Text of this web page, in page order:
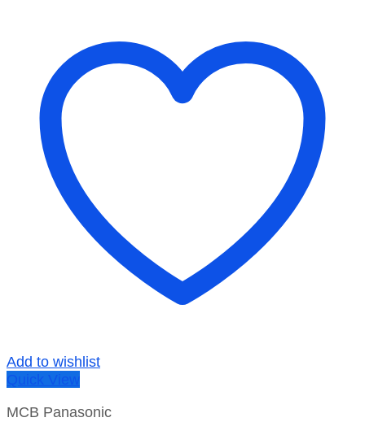
Add to wishlist
Quick View
MCB Panasonic